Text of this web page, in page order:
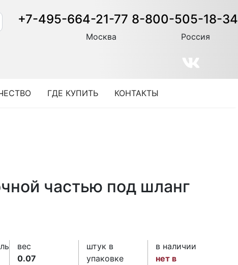
+7-495-664-21-77
Москва
8-800-505-18-34
Россия
ГДЕ КУПИТЬ КОНТАКТЫ
частью под шланг
вес
0.07
штук в
упаковке
в наличии
нет в